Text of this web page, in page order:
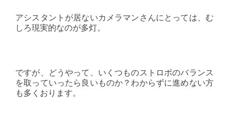
アシスタントが居ないカメラマンさんにとっては、む
しろ現実的なのが多灯。
ですが、どうやって、いくつものストロボのバランス
を取っていったら良いものか？わからずに進めない方
も多くおります。